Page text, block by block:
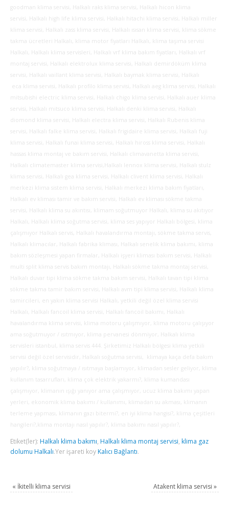
goodman klima servisi, Halkalı raks klima servisi, Halkalı hicon klima
servisi, Halkalı high life klima servisi, Halkalı hitachi klima servisi, Halkalı miller
klima servisi, Halkalı zass klima servisi, Halkalı ısısan klima servisi, klima sökme
takma ücretleri Halkalı, klima motor fiyatları Halkalı, klima taşıma servisi
Halkalı, Halkalı klima servisleri, Halkalı vrf klima bakım fiyatları, Halkalı vrf
montaj servisi, Halkalı elektrolux klima servisi, Halkalı demirdöküm klima
servisi, Halkalı vaillant klima servisi, Halkalı baymak klima servisi, Halkalı
eca klima servisi, Halkalı profilo klima servisi, Halkalı aeg klima servisi, Halkalı
mitsubishi electric klima servisi, Halkalı chigo klima servisi, Halkalı auer klima
servisi, Halkalı mitsuco klima servisi, Halkalı denki klima servisi, Halkalı
diomond klima servisi, Halkalı electra klima servisi, Halkalı Rubenis klima
servisi, Halkalı falke klima servisi, Halkalı frigidaire klima servisi, Halkalı fuji
klima servisi, Halkalı funai klima servisi, Halkalı hiross klima servisi, Halkalı
hassas klima montaj ve bakım servisi, Halkalı climavanetta klima servisi,
Halkalı climatemaster klima servisi,Halkalı lennox klima servisi, Halkalı stulz
klima servisi, Halkalı gea klima servisi, Halkalı clivent klima servisi, Halkalı
merkezi klima sistem klima servisi, Halkalı merkezi klima bakım fiyatları,
Halkalı ev kliması tamir ve bakım servisi, Halkalı ev kliması sökme takma
servisi, Halkalı klima su akıntısı, klimam soğutmuyor Halkalı, klima su akıtıyor
Halkalı, Halkalı klima soğutma servisi, klima ses yapıyor Halkalı bölgesi, klima
çalışmıyor Halkalı servis, Halkalı havalandırma montajı, sökme takma servis,
Halkalı klimacılar, Halkalı fabrika kliması, Halkalı senelik klima bakımı, klima
bakım sözleşmesi yapan firmalar, Halkalı işyeri kliması bakım servisi, Halkalı
multi split klima servis bakım montajı, Halkalı sökme takma montaj servisi,
Halkalı duvar tipi klima sökme takma bakım servisi, Halkalı tavan tipi klima
sökme takma tamir bakım servisi, Halkalı avm tipi klima servisi, Halkalı klima
tamircileri, en yakın klima servisi Halkalı, yetkili değil özel klima servisi
Halkalı, Halkalı fancoil klima servisi, Halkalı fancoil bakımı, Halkalı
havalandırma klima servisi, klima motoru çalışmıyor, klima motoru çalışıyor
ama soğutmuyor / ısıtmıyor, klima pervanesi dönmiyor, Halkalı klima
servisleri istanbul, klima servis 444. Şirketimiz Halkalı bölgesi klima yetkili
servisi değil özel servisidir, Halkalı soğutma servisi, klimaya kaça defa bakım
yapılır?, klima soğutmaya / ısıtmaya başlamıyor, klimadan sesler geliyor, klima
kullanım tasarrufları, klima çok elektrik yakarmı?, klima kumandası
çalışmıyor, klimanın ışığı yanıyor ama çalışmıyor, ucuz klima bakımı yapan
yerleri, ekonomik klima bakımı / kullanımı, klimadan su akması, klimanın
terleme yapması, klimanın gazı bitermi?, en iyi klima hangisi?, klima çeşitleri
hangileri?,klima montajı nasıl yapılır?, klima bakımı nasıl yapılır?,
Etiket(ler): Halkalı klima bakımı, Halkalı klima montaj servisi, klima gaz
dolumu Halkalı.Yer işareti koy Kalıcı Bağlantı.
« İkitelli klima servisi Atakent klima servisi »